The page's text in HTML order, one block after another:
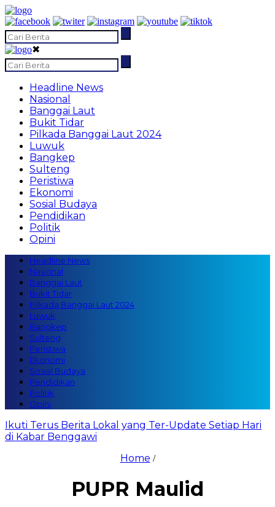
✖
Headline News
Nasional
Banggai Laut
Bukit Tidar
Pilkada Banggai Laut 2024
Luwuk
Bangkep
Sulteng
Peristiwa
Ekonomi
Sosial Budaya
Pendidikan
Politik
Opini
Headline News
Nasional
Banggai Laut
Bukit Tidar
Pilkada Banggai Laut 2024
Luwuk
Bangkep
Sulteng
Peristiwa
Ekonomi
Sosial Budaya
Pendidikan
Politik
Opini
Ikuti Terus Berita Lokal yang Ter-Update Setiap Hari
di Kabar Benggawi
Home /
PUPR Maulid